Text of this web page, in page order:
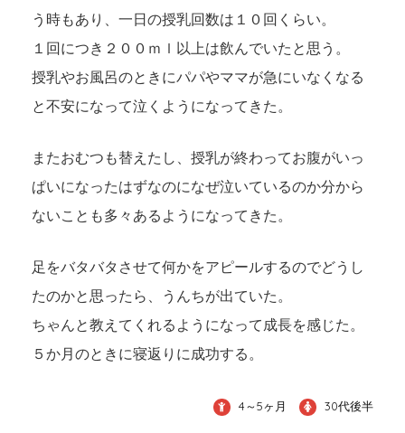
う時もあり、一日の授乳回数は１０回くらい。
１回につき２００ｍｌ以上は飲んでいたと思う。
授乳やお風呂のときにパパやママが急にいなくなる
と不安になって泣くようになってきた。
またおむつも替えたし、授乳が終わってお腹がいっ
ぱいになったはずなのになぜ泣いているのか分から
ないことも多々あるようになってきた。
足をバタバタさせて何かをアピールするのでどうし
たのかと思ったら、うんちが出ていた。
ちゃんと教えてくれるようになって成長を感じた。
５か月のときに寝返りに成功する。
4～5ヶ月 30代後半